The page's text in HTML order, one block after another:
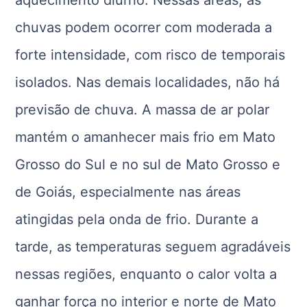
chuvas podem ocorrer com moderada a
forte intensidade, com risco de temporais
isolados. Nas demais localidades, não há
previsão de chuva. A massa de ar polar
mantém o amanhecer mais frio em Mato
Grosso do Sul e no sul de Mato Grosso e
de Goiás, especialmente nas áreas
atingidas pela onda de frio. Durante a
tarde, as temperaturas seguem agradáveis
nessas regiões, enquanto o calor volta a
ganhar força no interior e norte de Mato